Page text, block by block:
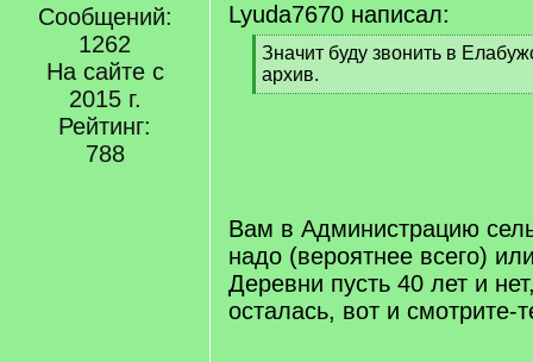
Сообщений:
1262
На сайте с
2015 г.
Рейтинг:
788
Lyuda7670 написал:
[
q
]
Значит буду звонить в
архив.
[
Вам в Администрацию
надо (вероятнее всего)
Деревни пусть 40 лет и
осталась, вот и смотрите-